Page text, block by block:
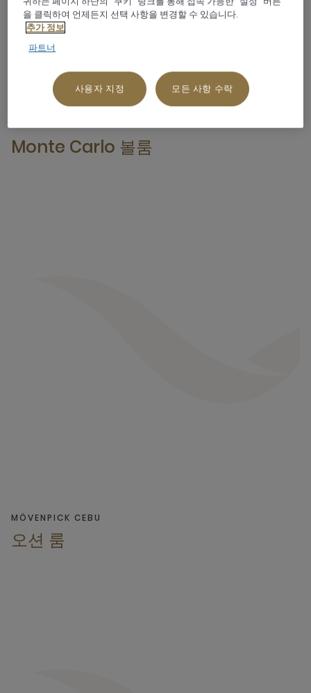
Monte Carlo 볼룸
MÖVENPICK CEBU
오션 룸
을 클릭하여 언제든지 선택 사항을 변경할 수 있습니다.
추가 정보
파트너
사용자 지정 모든 사항 수락